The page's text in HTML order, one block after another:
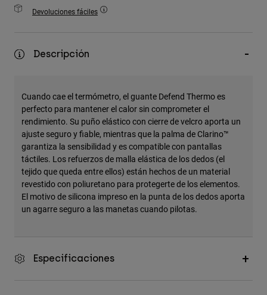
Accesorios
Bolsas y Mochilas
Ver todo
Devoluciones fáciles
Descripción
Cuando cae el termómetro, el guante Defend Thermo es
perfecto para mantener el calor sin comprometer el
rendimiento. Su puño elástico con cierre de velcro aporta un
ajuste seguro y fiable, mientras que la palma de Clarino™
garantiza la sensibilidad y es compatible con pantallas
táctiles. Los refuerzos de malla elástica de los dedos (el
tejido que queda entre ellos) están hechos de un material
revestido con poliuretano para protegerte de los elementos.
El motivo de silicona impreso en la punta de los dedos aporta
un agarre seguro a las manetas cuando pilotas.
Especificaciones